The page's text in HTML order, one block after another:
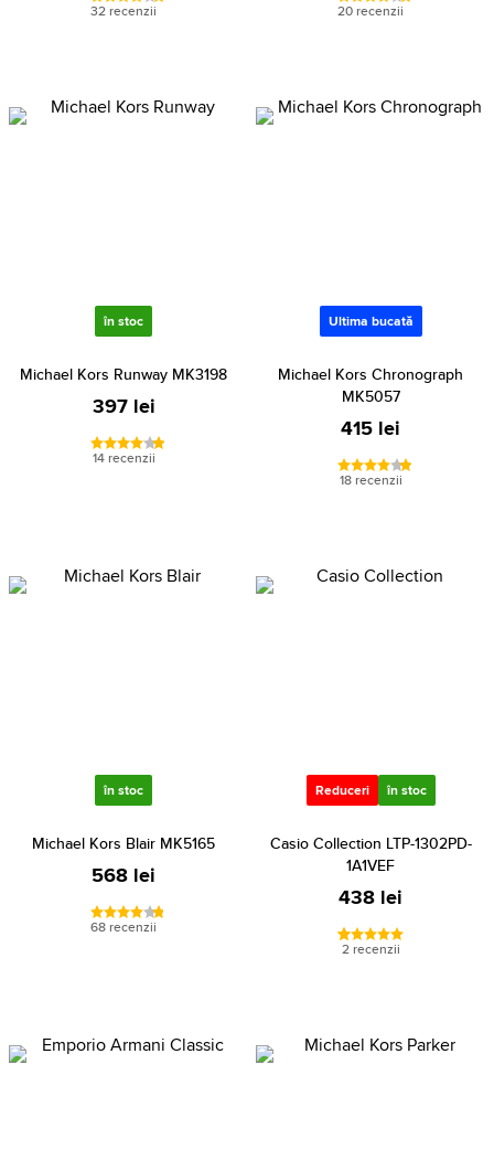
32 recenzii 20 recenzii
în stoc
Michael Kors Runway MK3198
397 lei
14 recenzii
Ultima bucată
Michael Kors Chronograph
MK5057
415 lei
18 recenzii
în stoc
Michael Kors Blair MK5165
568 lei
68 recenzii
Reduceri în stoc
Casio Collection LTP-1302PD-
1A1VEF
438 lei
2 recenzii